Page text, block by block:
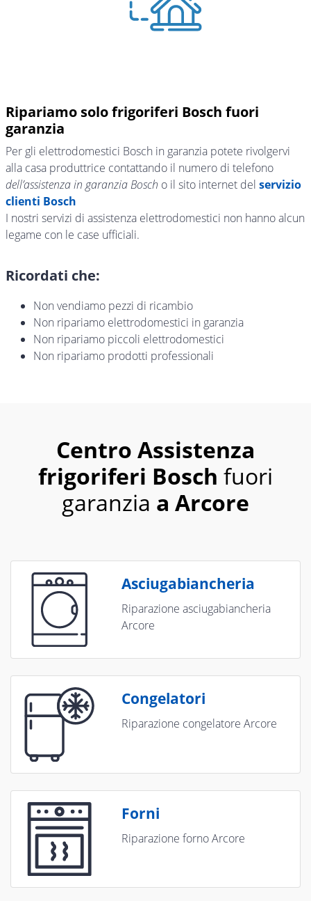
Ripariamo solo frigoriferi Bosch fuori
garanzia
Per gli elettrodomestici Bosch in garanzia potete rivolgervi
alla casa produttrice contattando il numero di telefono
dell’assistenza in garanzia Bosch o il sito internet del servizio
clienti Bosch
I nostri servizi di assistenza elettrodomestici non hanno alcun
legame con le case ufficiali.
Ricordati che:
Non vendiamo pezzi di ricambio
Non ripariamo elettrodomestici in garanzia
Non ripariamo piccoli elettrodomestici
Non ripariamo prodotti professionali
Centro Assistenza
frigoriferi Bosch fuori
garanzia a Arcore
Asciugabiancheria
Riparazione asciugabiancheria
Arcore
Congelatori
Riparazione congelatore Arcore
Forni
Riparazione forno Arcore